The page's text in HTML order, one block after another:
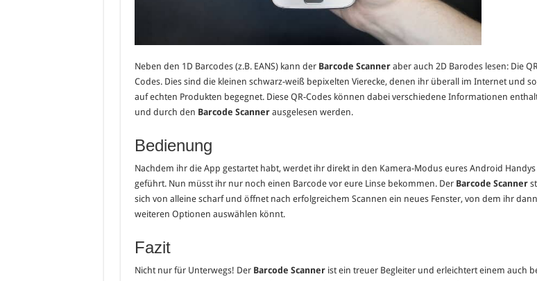
Neben den 1D Barcodes (z.B. EANS) kann der Barcode Scanneraber auch 2D Barodes lesen: Die
Codes. Dies sind die kleinen schwarz-weiß bepixelten Vierecke, denen ihr überall im Internet und
auf echten Produkten begegnet. Diese QR-Codes können dabei verschiedene Informationen
und durch den Barcode Scannerausgelesen werden.
Bedienung
Nachdem ihr die App gestartet habt, werdet ihr direkt in den Kamera-Modus eures Android Handys
geführt. Nun müsst ihr nur noch einen Barcode vor eure Linse bekommen. Der Barcode Scanner
sich von alleine scharf und öffnet nach erfolgreichem Scannen ein neues Fenster, von dem ihr
weiteren Optionen auswählen könnt.
Fazit
Nicht nur für Unterwegs! Der Barcode Scannerist ein treuer Begleiter und erleichtert einem auch